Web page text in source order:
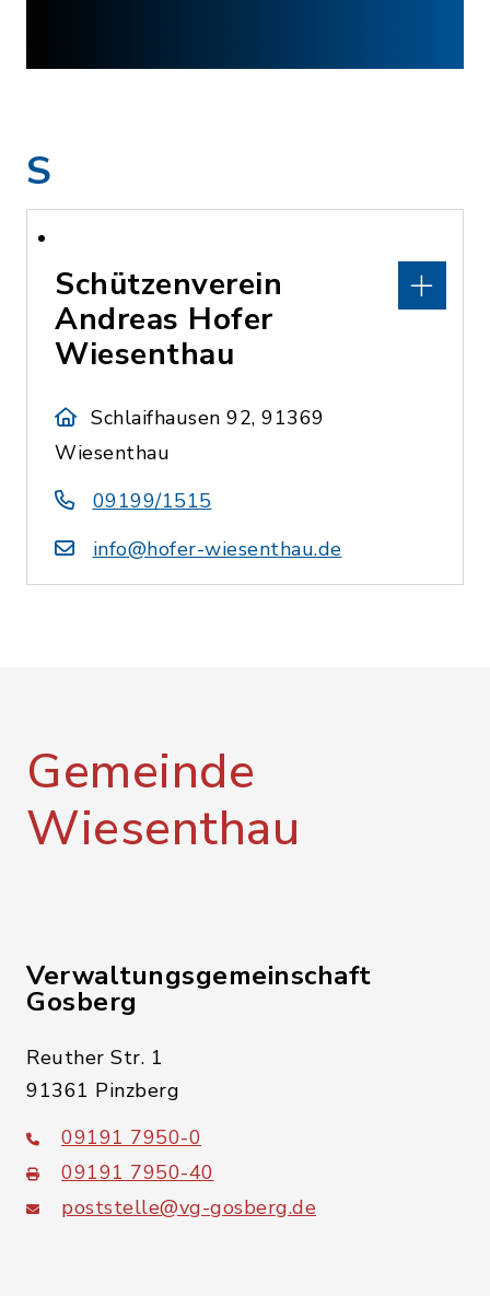
S
Schützenverein
Andreas Hofer
Wiesenthau
Schlaifhausen 92, 91369
Wiesenthau
09199/1515
info@hofer-wiesenthau.de
Gemeinde
Wiesenthau
Verwaltungsgemeinschaft
Gosberg
Reuther Str. 1
91361 Pinzberg
09191 7950-0
09191 7950-40
poststelle@vg-gosberg.de